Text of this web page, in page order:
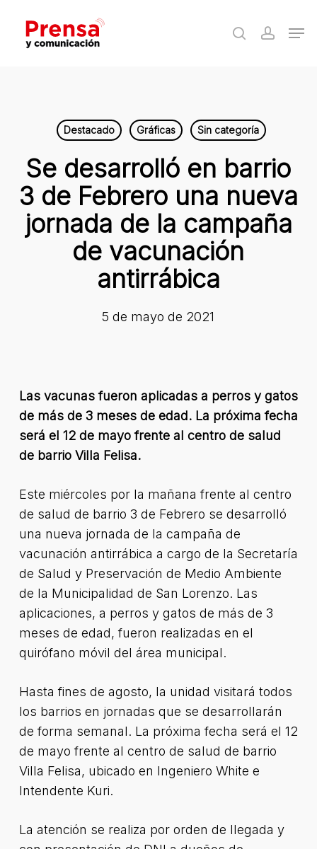
main
search
Destacado Gráficas Sin categoría
Se desarrolló en barrio
3 de Febrero una nueva
jornada de la campaña
de vacunación
antirrábica
5 de mayo de 2021
Las vacunas fueron aplicadas a perros y gatos
de más de 3 meses de edad. La próxima fecha
será el 12 de mayo frente al centro de salud
de barrio Villa Felisa.
Este miércoles por la mañana frente al centro
de salud de barrio 3 de Febrero se desarrolló
una nueva jornada de la campaña de
vacunación antirrábica a cargo de la Secretaría
de Salud y Preservación de Medio Ambiente
de la Municipalidad de San Lorenzo. Las
aplicaciones, a perros y gatos de más de 3
meses de edad, fueron realizadas en el
quirófano móvil del área municipal.
Hasta fines de agosto, la unidad visitará todos
los barrios en jornadas que se desarrollarán
de forma semanal. La próxima fecha será el 12
de mayo frente al centro de salud de barrio
Villa Felisa, ubicado en Ingeniero White e
Intendente Kuri.
La atención se realiza por orden de llegada y